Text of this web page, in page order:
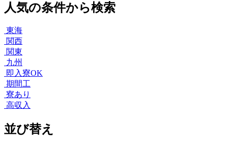
人気の条件から検索
東海
関西
関東
九州
即入寮OK
期間工
寮あり
高収入
並び替え